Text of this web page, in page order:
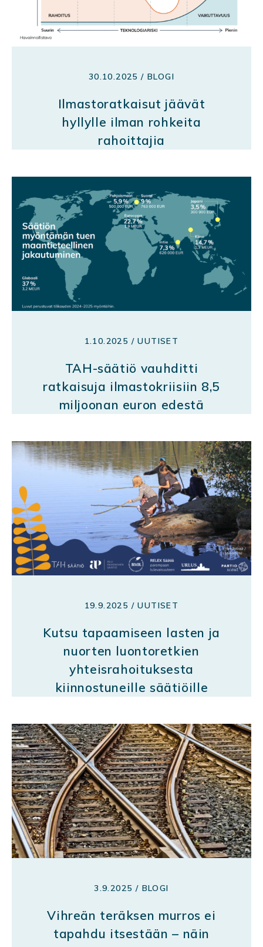
30.10.2025 / BLOGI
Ilmastoratkaisut jäävät
hyllylle ilman rohkeita
rahoittajia
1.10.2025 / UUTISET
TAH-säätiö vauhditti
ratkaisuja ilmastokriisiin 8,5
miljoonan euron edestä
19.9.2025 / UUTISET
Kutsu tapaamiseen lasten ja
nuorten luontoretkien
yhteisrahoituksesta
kiinnostuneille säätiöille
3.9.2025 / BLOGI
Vihreän teräksen murros ei
tapahdu itsestään – näin